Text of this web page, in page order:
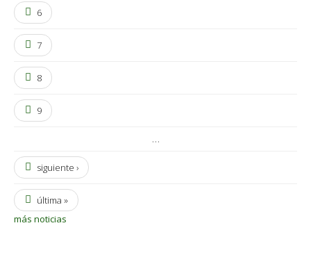
6
7
8
9
…
siguiente ›
última »
más noticias